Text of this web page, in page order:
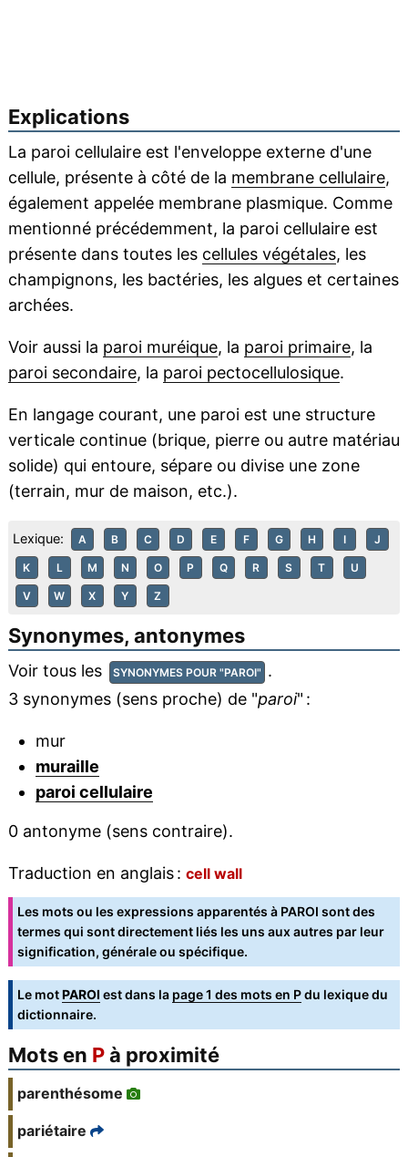
Explications
La paroi cellulaire est l'enveloppe externe d'une
cellule, présente à côté de la membrane cellulaire,
également appelée membrane plasmique. Comme
mentionné précédemment, la paroi cellulaire est
présente dans toutes les cellules végétales, les
champignons, les bactéries, les algues et certaines
archées.
Voir aussi la paroi muréique, la paroi primaire, la
paroi secondaire, la paroi pectocellulosique.
En langage courant, une paroi est une structure
verticale continue (brique, pierre ou autre matériau
solide) qui entoure, sépare ou divise une zone
(terrain, mur de maison, etc.).
Lexique: A B C D E F G H I J
K L M N O P Q R S T U
V W X Y Z
Synonymes, antonymes
Voir tous les SYNONYMES POUR "PAROI" .
3 synonymes (sens proche) de "paroi" :
mur
muraille
paroi cellulaire
0 antonyme (sens contraire).
Traduction en anglais : cell wall
Les mots ou les expressions apparentés à PAROI sont des
termes qui sont directement liés les uns aux autres par leur
signification, générale ou spécifique.
Le motPAROI est dans la page 1 des mots en Pdu lexique du
dictionnaire.
Mots en Pà proximité
parenthésome
pariétaire